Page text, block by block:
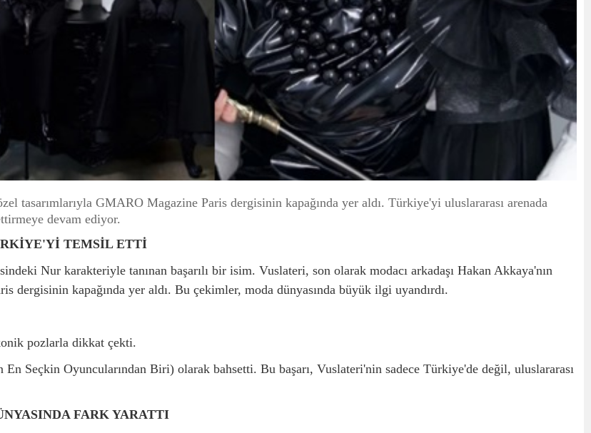
tasarımlarıyla GMARO Magazine Paris dergisinin kapağında yer aldı. Türkiye'yi uluslararası arenada
devam ediyor.
TEMSİL ETTİ
Nur karakteriyle tanınan başarılı bir isim. Vuslateri, son olarak modacı arkadaşı Hakan Akkaya'nın
kapağında yer aldı. Bu çekimler, moda dünyasında büyük ilgi uyandırdı.
pozlarla dikkat çekti.
Seçkin Oyuncularından Biri) olarak bahsetti. Bu başarı, Vuslateri'nin sadece Türkiye'de değil, uluslararası
FARK YARATTI